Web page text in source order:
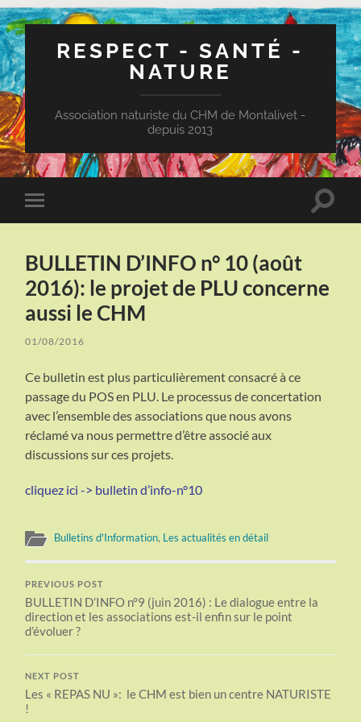
RESPECT - SANTÉ -
NATURE
Association naturiste du CHM de Montalivet -
depuis 2013
Toggle
mobile
Toggle
BULLETIN D’INFO n° 10 (août
2016): le projet de PLU concerne
aussi le CHM
01/08/2016
Ce bulletin est plus particulièrement consacré à ce
passage du POS en PLU. Le processus de concertation
avec l’ensemble des associations que nous avons
réclamé va nous permettre d’être associé aux
discussions sur ces projets.
cliquez ici -> bulletin d’info-n°10
Bulletins d'Information, Les actualités en détail
PREVIOUS POST
BULLETIN D’INFO n°9 (juin 2016) : Le dialogue entre la
direction et les associations est-il enfin sur le point
d’évoluer ?
NEXT POST
Les « REPAS NU »: le CHM est bien un centre NATURISTE
!